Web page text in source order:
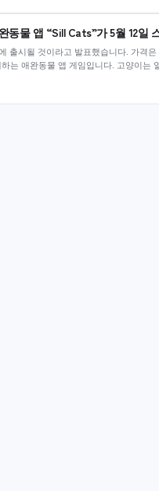
동물 앱 “Sill Cats”가 5월 12일
출시될 것이라고 발표했습니다. 가격
는 애완동물 앱 게임입니다. 고양이는
, 화면 구석에 웅크려 잠을 자고, 마우